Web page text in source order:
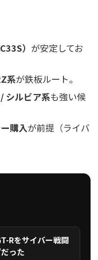
） が安定してお
系が鉄板ルート。
シルビア系も強い候
購入が前提（ライバ
Rをサイバー戦闘
った